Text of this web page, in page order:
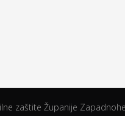
zaštite Županije